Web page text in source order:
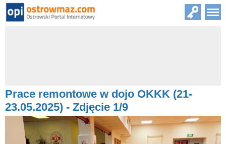
Prace remontowe w dojo OKKK (21-
23.05.2025) - Zdjęcie 1/9